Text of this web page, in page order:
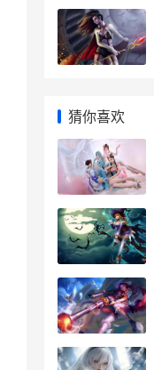
猜你喜欢